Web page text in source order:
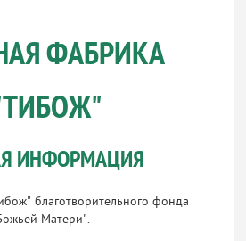
ФАБРИКА
ИНФОРМАЦИЯ
благотворительного фонда
Матери".